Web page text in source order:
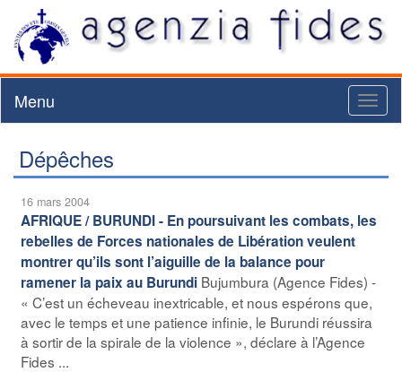
Menu
Dépêches
16 mars 2004
AFRIQUE / BURUNDI - En poursuivant les combats, les
rebelles de Forces nationales de Libération veulent
montrer qu’ils sont l’aiguille de la balance pour
ramener la paix au Burundi Bujumbura (Agence Fides) -
« C’est un écheveau inextricable, et nous espérons que,
avec le temps et une patience infinie, le Burundi réussira
à sortir de la spirale de la violence », déclare à l’Agence
Fides ...